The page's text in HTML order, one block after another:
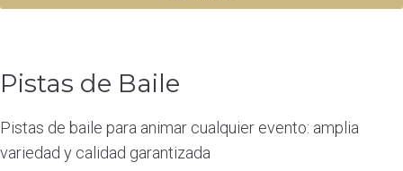
Pistas de Baile
Pistas de baile para animar cualquier evento: amplia
variedad y calidad garantizada